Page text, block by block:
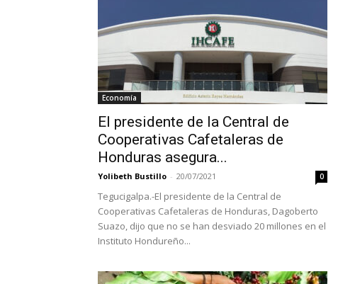
Economía
El presidente de la Central de
Cooperativas Cafetaleras de
Honduras asegura...
Yolibeth Bustillo - 20/07/2021 0
Tegucigalpa.-El presidente de la Central de
Cooperativas Cafetaleras de Honduras, Dagoberto
Suazo, dijo que no se han desviado 20 millones en el
Instituto Hondureño...